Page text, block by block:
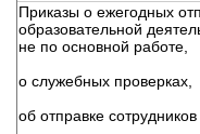
Приказы о ежегодных
образовательной
не по основной работе,
о служебных проверках,
об отправке